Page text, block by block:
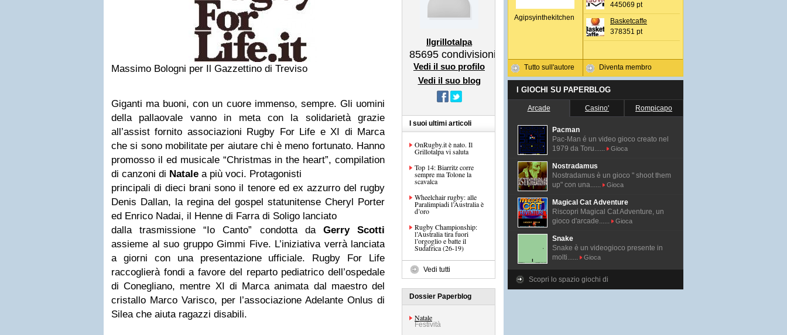
Massimo Bologni per Il Gazzettino di Treviso
Giganti ma buoni, con un cuore immenso, sempre. Gli uomini
della pallaovale vanno in meta con la solidarietà grazie
all’assist fornito associazioni Rugby For Life e XI di Marca
che si sono mobilitate per aiutare chi è meno fortunato. Hanno
promosso il ed musicale “Christmas in the heart”, compilation
di canzoni di Natale a più voci. Protagonisti
principali di dieci brani sono il tenore ed ex azzurro del rugby
Denis Dallan, la regina del gospel statunitense Cheryl Porter
ed Enrico Nadai, il Henne di Farra di Soligo lanciato
dalla trasmissione “Io Canto” condotta da Gerry Scotti
assieme al suo gruppo Gimmi Five. L’iniziativa verrà lanciata
a giorni con una presentazione ufficiale. Rugby For Life
raccoglierà fondi a favore del reparto pediatrico dell’ospedale
di Conegliano, mentre XI di Marca animata dal maestro del
cristallo Marco Varisco, per l’associazione Adelante Onlus di
Silea che aiuta ragazzi disabili.
Ilgrillotalpa
85695 condivisioni
Vedi il suo profilo
Vedi il suo blog
I suoi ultimi articoli
OnRugby.it è nato. Il
Grillotalpa vi saluta
Top 14: Biarritz corre
sempre ma Tolone la
scavalca
Wheelchair rugby: alle
Paralimpiadi l’Australia è
d’oro
Rugby Championship:
l’Australia tira fuori
l’orgoglio e batte il
Sudafrica (26-19)
Vedi tutti
Dossier Paperblog
Natale
Festività
Agipsyinthekitchen
Tutto sull'autore
445069 pt
Basketcaffe
378351 pt
Diventa membro
I GIOCHI SU PAPERBLOG
Arcade Casino' Rompicapo
Pacman
Pac-Man é un video gioco creato nel
1979 da Toru......
Gioca
Nostradamus
Nostradamus è un gioco " shoot them
up" con una......
Gioca
Magical Cat Adventure
Riscopri Magical Cat Adventure, un
gioco d'arcade......
Gioca
Snake
Snake è un videogioco presente in
molti......
Gioca
Scopri lo spazio giochi di